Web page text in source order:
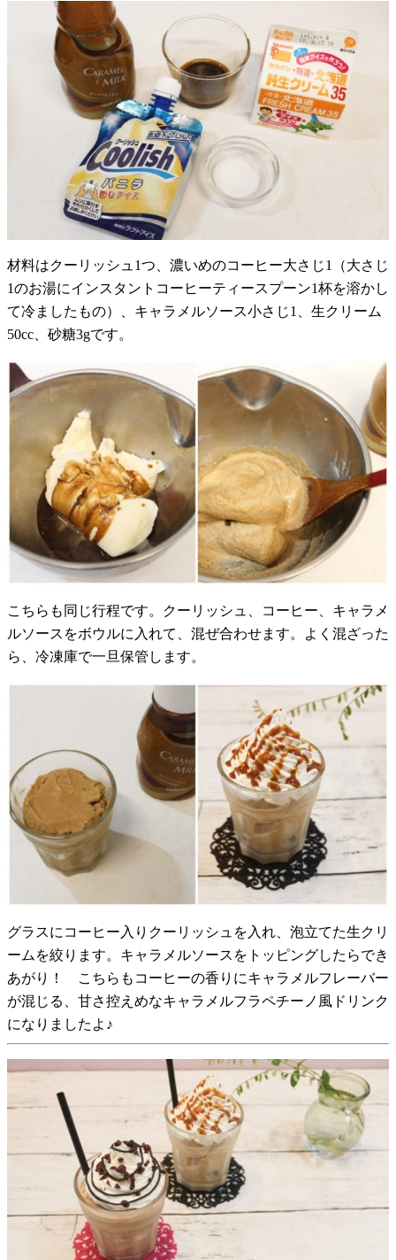
材料はクーリッシュ1つ、濃いめのコーヒー大さじ1（大さじ
1のお湯にインスタントコーヒーティースプーン1杯を溶かし
て冷ましたもの）、キャラメルソース小さじ1、生クリーム
50cc、砂糖3gです。
こちらも同じ行程です。クーリッシュ、コーヒー、キャラメ
ルソースをボウルに入れて、混ぜ合わせます。よく混ざった
ら、冷凍庫で一旦保管します。
グラスにコーヒー入りクーリッシュを入れ、泡立てた生クリ
ームを絞ります。キャラメルソースをトッピングしたらでき
あがり！ こちらもコーヒーの香りにキャラメルフレーバー
が混じる、甘さ控えめなキャラメルフラペチーノ風ドリンク
になりましたよ♪